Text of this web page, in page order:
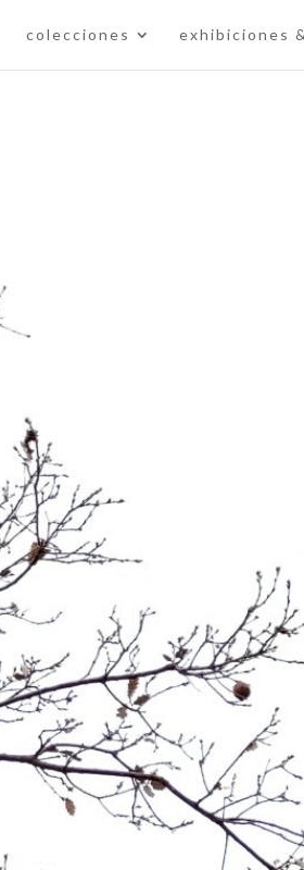
colecciones exhibiciones